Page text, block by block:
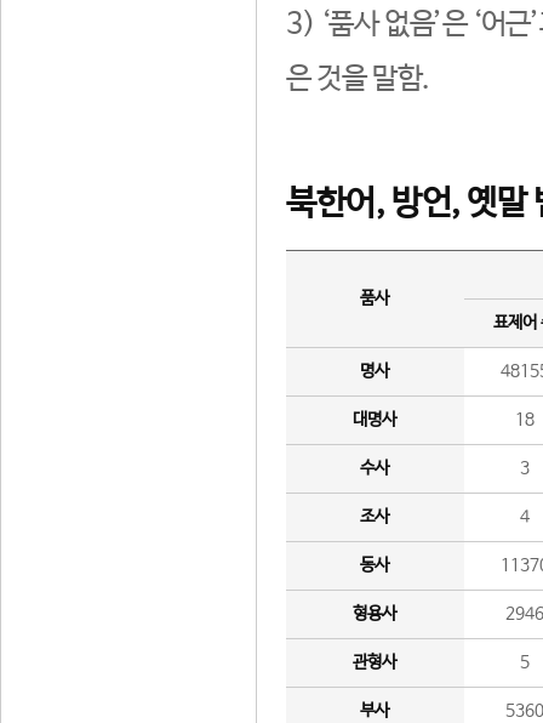
3) ‘품사 없음’은 ‘어
은 것을 말함.
북한어, 방언, 옛말
품사
표제어
명사
대명사 18
수사 3
조사 4
동사
형용사 2946
관형사 5
부사 5360